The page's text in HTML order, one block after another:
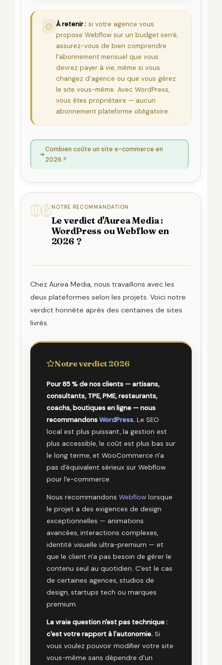
À retenir :si votre agence vous
propose Webflow sur un budget serré,
assurez-vous de bien comprendre
l'abonnement mensuel que vous
devrez payer à vie, même si vous
changez d'agence ou que vous gérez
le site vous-même. Avec WordPress,
vous êtes propriétaire — aucun
abonnement plateforme obligatoire.
Combien coûte un site e-commerce en
2026 ?
06NOTRE RECOMMANDATION
Le verdict d'Aurea Media :
WordPress ou Webflow en
2026 ?
Chez Aurea Media, nous travaillons avec les
deux plateformes selon les projets. Voici notre
verdict honnête après des centaines de sites
livrés.
Notre verdict 2026
Pour 85 % de nos clients — artisans,
consultants, TPE, PME, restaurants,
coachs, boutiques en ligne — nous
recommandonsWordPress.Le SEO
local est plus puissant, la gestion est
plus accessible, le coût est plus bas sur
le long terme, et WooCommerce n'a
pas d'équivalent sérieux sur Webflow
pour l'e-commerce.
Nous recommandons Webflowlorsque
le projet a des exigences de design
exceptionnelles — animations
avancées, interactions complexes,
identité visuelle ultra-premium — et
que le client n'a pas besoin de gérer le
contenu seul au quotidien. C'est le cas
de certaines agences, studios de
design, startups tech ou marques
premium.
La vraie question n'est pas technique :
c'est votre rapport à l'autonomie.Si
vous voulez pouvoir modifier votre site
vous-même sans dépendre d'un